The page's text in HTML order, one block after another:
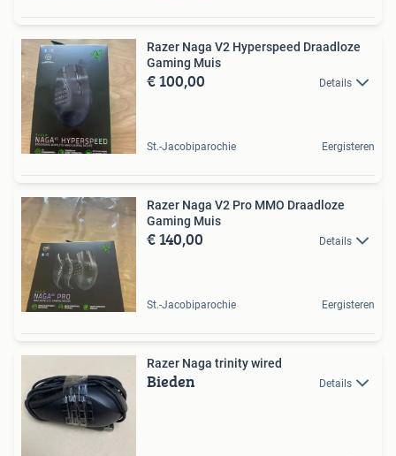
Razer Naga V2 Hyperspeed Draadloze
Gaming Muis
€ 100,00 Details
St.-Jacobiparochie Eergisteren
Razer Naga V2 Pro MMO Draadloze
Gaming Muis
€ 140,00 Details
St.-Jacobiparochie Eergisteren
Razer Naga trinity wired
Bieden Details